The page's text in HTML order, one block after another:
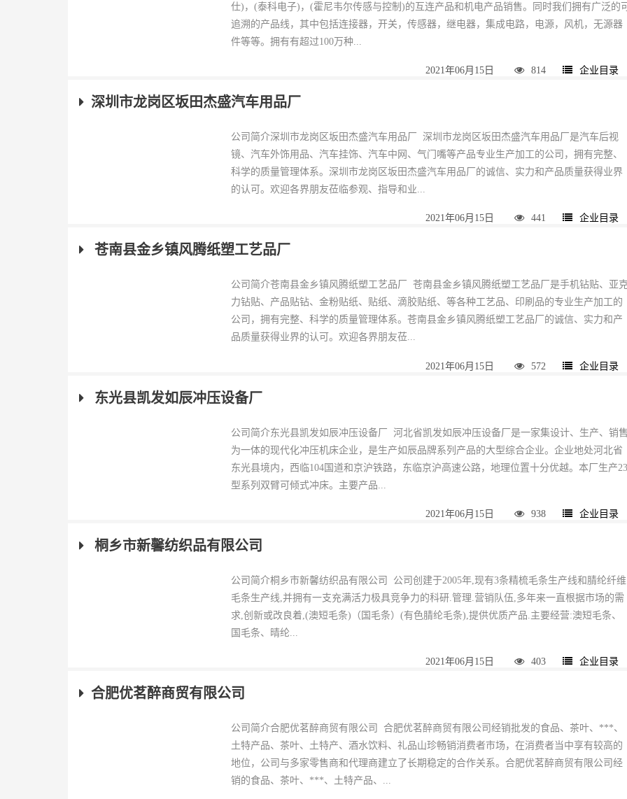
仕)，(泰科电子)，(霍尼韦尔传感与控制)的互连产品和机电产品销售。同时我们拥有广泛的可
追溯的产品线，其中包括连接器，开关，传感器，继电器，集成电路，电源，风机，无源器
件等等。拥有有超过100万种...
2021年06月15日 814 企业目录
深圳市龙岗区坂田杰盛汽车用品厂
公司简介深圳市龙岗区坂田杰盛汽车用品厂 深圳市龙岗区坂田杰盛汽车用品厂是汽车后视
镜、汽车外饰用品、汽车挂饰、汽车中网、气门嘴等产品专业生产加工的公司，拥有完整、
科学的质量管理体系。深圳市龙岗区坂田杰盛汽车用品厂的诚信、实力和产品质量获得业界
的认可。欢迎各界朋友莅临参观、指导和业...
2021年06月15日 441 企业目录
苍南县金乡镇风腾纸塑工艺品厂
公司简介苍南县金乡镇风腾纸塑工艺品厂 苍南县金乡镇风腾纸塑工艺品厂是手机钻贴、亚
力钻贴、产品贴钻、金粉贴纸、贴纸、滴胶贴纸、等各种工艺品、印刷品的专业生产加工的
公司，拥有完整、科学的质量管理体系。苍南县金乡镇风腾纸塑工艺品厂的诚信、实力和产
品质量获得业界的认可。欢迎各界朋友莅...
2021年06月15日 572 企业目录
东光县凯发如辰冲压设备厂
公司简介东光县凯发如辰冲压设备厂 河北省凯发如辰冲压设备厂是一家集设计、生产、销售
为一体的现代化冲压机床企业，是生产如辰品牌系列产品的大型综合企业。企业地处河北省
东光县境内，西临104国道和京沪铁路，东临京沪高速公路，地理位置十分优越。本厂生产23
型系列双臂可倾式冲床。主要产品...
2021年06月15日 938 企业目录
桐乡市新馨纺织品有限公司
公司简介桐乡市新馨纺织品有限公司 公司创建于2005年,现有3条精梳毛条生产线和腈纶纤维
毛条生产线,并拥有一支充满活力极具竞争力的科研.管理.营销队伍,多年来一直根据市场的需
求,创新或改良着,(澳短毛条)（国毛条）(有色腈纶毛条),提供优质产品.主要经营:澳短毛条、
国毛条、晴纶...
2021年06月15日 403 企业目录
合肥优茗醉商贸有限公司
公司简介合肥优茗醉商贸有限公司 合肥优茗醉商贸有限公司经销批发的食品、茶叶、***、
土特产品、茶叶、土特产、酒水饮料、礼品山珍畅销消费者市场，在消费者当中享有较高的
地位，公司与多家零售商和代理商建立了长期稳定的合作关系。合肥优茗醉商贸有限公司经
销的食品、茶叶、***、土特产品、...